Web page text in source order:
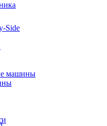
Side
машины